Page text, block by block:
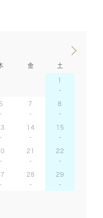
金 土
1
7 8
14 15
21 22
28 29